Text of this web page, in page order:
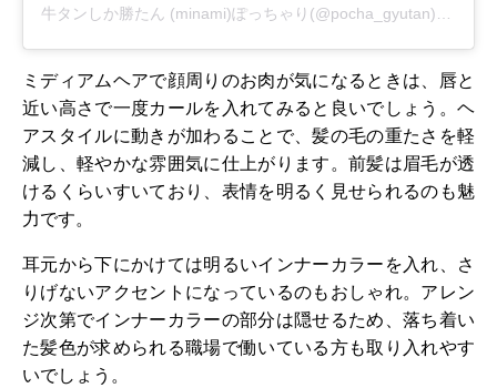
ミディアムヘアで顔周りのお肉が気になるときは、唇と
近い高さで一度カールを入れてみると良いでしょう。ヘ
アスタイルに動きが加わることで、髪の毛の重たさを軽
減し、軽やかな雰囲気に仕上がります。前髪は眉毛が透
けるくらいすいており、表情を明るく見せられるのも魅
力です。
耳元から下にかけては明るいインナーカラーを入れ、さ
りげないアクセントになっているのもおしゃれ。アレン
ジ次第でインナーカラーの部分は隠せるため、落ち着い
た髪色が求められる職場で働いている方も取り入れやす
いでしょう。